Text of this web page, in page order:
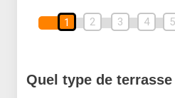
1 2 3 4 5
Quel type de